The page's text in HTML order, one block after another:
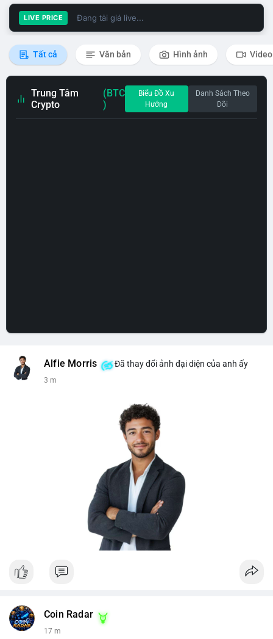
LIVE PRICE Đang tải giá live...
Tất cả Văn bản Hình ảnh Video
Trung Tâm
Crypto
(BTC
)
Biểu Đồ Xu
Hướng
Danh Sách Theo
Dõi
Alfie Morris Đã thay đổi ảnh đại diện của anh ấy
3 m
Coin Radar
17 m